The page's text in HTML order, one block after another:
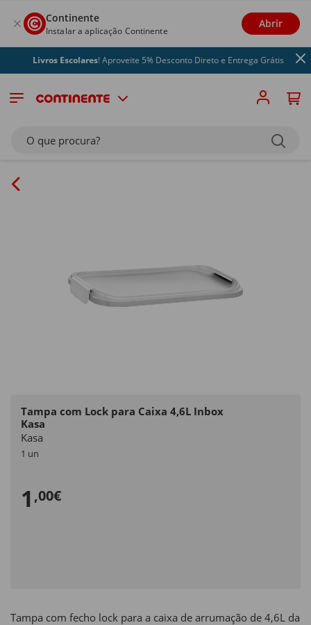
Continente
Instalar a aplicação Continente
Abrir
Livros Escolares! Aproveite 5% Desconto Direto e Entrega Grátis
O que procura?
Tampa com Lock para Caixa 4,6L Inbox
Kasa
Kasa
1 un
1 ,00€
Tampa com fecho lock para a caixa de arrumação de 4,6L da